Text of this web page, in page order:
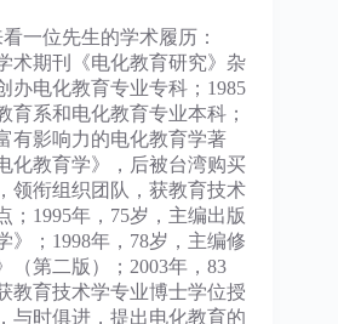
先生的学术履历：
术期刊《电化教育研究》杂
办电化教育专业专科；1985
育系和电化教育专业本科；
有影响力的电化教育学著
化教育学》，后被台湾购买
领衔组织团队，获教育技术
；1995年，75岁，主编出版
》；1998年，78岁，主编修
（第二版）；2003年，83
教育技术学专业博士学位授
与时俱进，提出电化教育的